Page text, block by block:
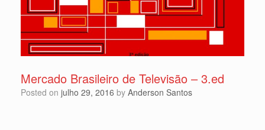
Mercado Brasileiro de Televisão – 3.ed
Posted on julho 29, 2016 by Anderson Santos